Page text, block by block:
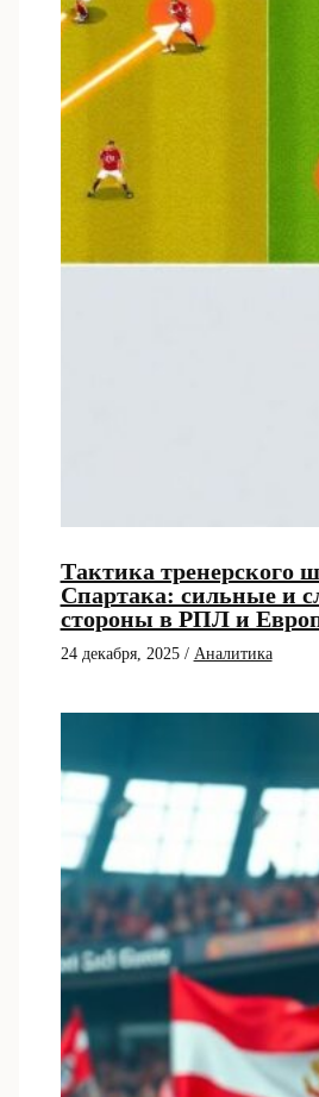
Тактика тренерского
Спартака: сильные и
стороны в РПЛ и
24 декабря, 2025 / Аналитика